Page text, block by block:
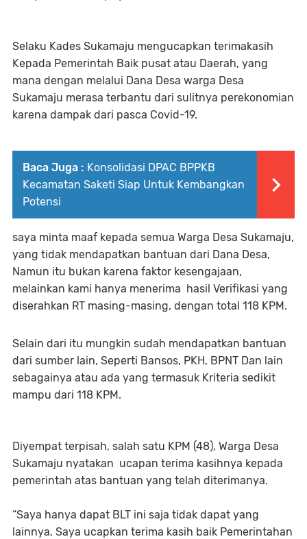
Selaku Kades Sukamaju mengucapkan terimakasih
Kepada Pemerintah Baik pusat atau Daerah, yang
mana dengan melalui Dana Desa warga Desa
Sukamaju merasa terbantu dari sulitnya perekonomian
karena dampak dari pasca Covid-19.
Baca Juga : Konsolidasi DPAC BPPKB
Kecamatan Saketi Siap Untuk Kembangkan
Potensi
saya minta maaf kepada semua Warga Desa Sukamaju,
yang tidak mendapatkan bantuan dari Dana Desa,
Namun itu bukan karena faktor kesengajaan,
melainkan kami hanya menerima hasil Verifikasi yang
diserahkan RT masing-masing, dengan total 118 KPM.
Selain dari itu mungkin sudah mendapatkan bantuan
dari sumber lain, Seperti Bansos, PKH, BPNT Dan lain
sebagainya atau ada yang termasuk Kriteria sedikit
mampu dari 118 KPM.
Diyempat terpisah, salah satu KPM (48), Warga Desa
Sukamaju nyatakan ucapan terima kasihnya kepada
pemerintah atas bantuan yang telah diterimanya.
“Saya hanya dapat BLT ini saja tidak dapat yang
lainnya, Saya ucapkan terima kasih baik Pemerintahan